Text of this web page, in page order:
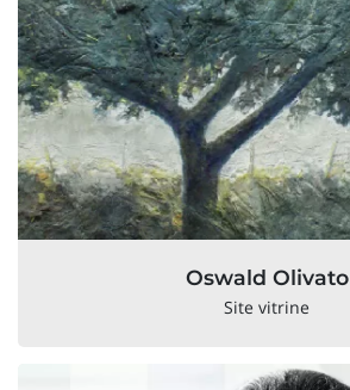
Oswald Olivato
Site vitrine